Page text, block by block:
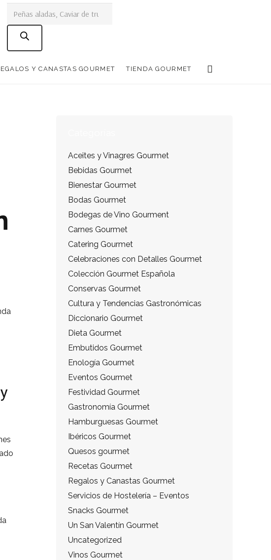
de
productos
Y CANASTAS GOURMET TIENDA GOURMET
Aceites y Vinagres Gourmet
Bebidas Gourmet
Bienestar Gourmet
Bodas Gourmet
Bodegas de Vino Gourment
Carnes Gourmet
Catering Gourmet
Celebraciones con Detalles Gourmet
Colección Gourmet Española
Conservas Gourmet
Cultura y Tendencias Gastronómicas
Diccionario Gourmet
Dieta Gourmet
Embutidos Gourmet
Enología Gourmet
Eventos Gourmet
Festividad Gourmet
Gastronomía Gourmet
Hamburguesas Gourmet
Ibéricos Gourmet
Quesos gourmet
Recetas Gourmet
Regalos y Canastas Gourmet
Servicios de Hostelería – Eventos
Snacks Gourmet
Un San Valentín Gourmet
Uncategorized
Vinos Gourmet